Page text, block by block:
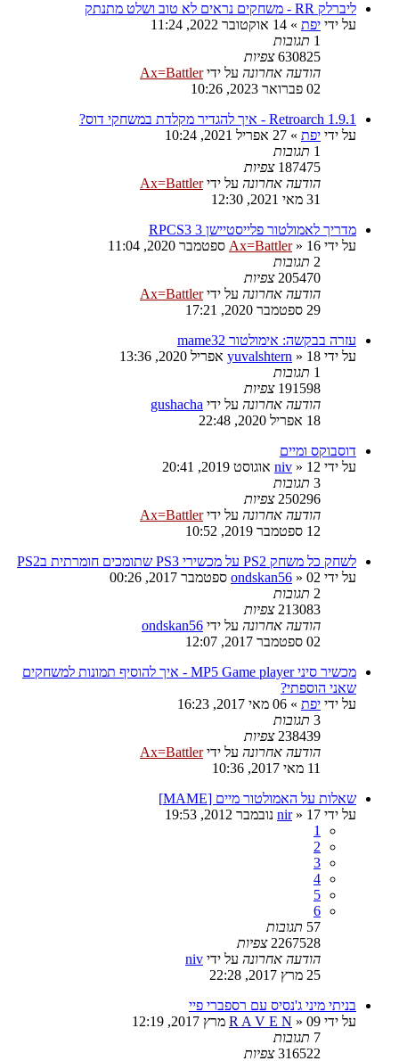
ליברלק RR - משחקים נראים לא טוב ושלט מתנתק
על ידי יפת » 14 אוקטובר 2022, 11:24
1 תגובות
630825 צפיות
הודעה אחרונה על ידיAx=Battler
02 פברואר 2023, 10:26
Retroarch 1.9.1 - איך להגדיר מקלדת במשחקי דוס?
על ידי יפת » 27 אפריל 2021, 10:24
1 תגובות
187475 צפיות
הודעה אחרונה על ידיAx=Battler
31 מאי 2021, 12:30
מדריך לאמולטור פלייסטיישן 3 RPCS3
על ידי
Ax=Battler» 16 ספטמבר 2020, 11:04
2 תגובות
205470 צפיות
הודעה אחרונה על ידיAx=Battler
29 ספטמבר 2020, 17:21
עזרה בבקשה: אימולטור mame32
על ידי
yuvalshtern » 18 אפריל 2020, 13:36
1 תגובות
191598 צפיות
הודעה אחרונה על ידי gushacha
18 אפריל 2020, 22:48
דוסבוקס ומיים
על ידי
niv » 12 אוגוסט 2019, 20:41
3 תגובות
250296 צפיות
הודעה אחרונה על ידיAx=Battler
12 ספטמבר 2019, 10:52
לשחק כל משחק PS2 על מכשירי PS3 שתומכים חומרתית בPS2
על ידי
ondskan56 » 02 ספטמבר 2017, 00:26
2 תגובות
213083 צפיות
הודעה אחרונה על ידי ondskan56
02 ספטמבר 2017, 12:07
מכשיר סיני MP5 Game player - איך להוסיף תמונות למשחקים
שאני הוספתי?
על ידי יפת » 06 מאי 2017, 16:23
3 תגובות
238439 צפיות
הודעה אחרונה על ידיAx=Battler
11 מאי 2017, 10:36
שאלות על האמולטור מיים [MAME]
על ידי
nir» 17 נובמבר 2012, 19:53
1
2
3
4
5
6
57 תגובות
2267528 צפיות
הודעה אחרונה על ידי niv
25 מרץ 2017, 22:28
בניתי מיני ג'נסיס עם רספברי פיי
על ידי
R A V E N » 09 מרץ 2017, 12:19
7 תגובות
316522 צפיות